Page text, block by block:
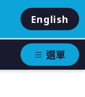
English
選單